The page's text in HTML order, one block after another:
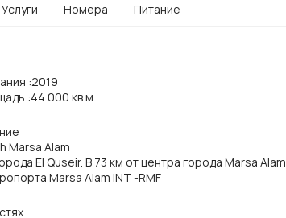
Услуги Номера Питание
:2019
:44 000 кв.м.
Marsa Alam
El Quseir. В 73 км от центра города Marsa Alam
Marsa Alam INT -RMF